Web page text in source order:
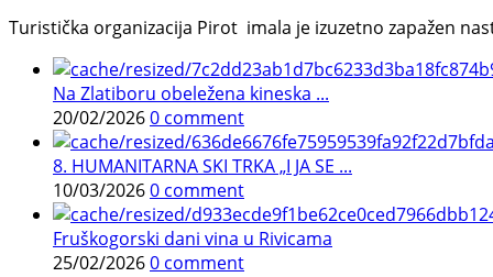
Turistička organizacija Pirot imala je izuzetno zapažen
Na Zlatiboru obeležena kineska ...
20/02/20260 comment
8. HUMANITARNA SKI TRKA „I JA SE ...
10/03/20260 comment
Fruškogorski dani vina u Rivicama
25/02/20260 comment